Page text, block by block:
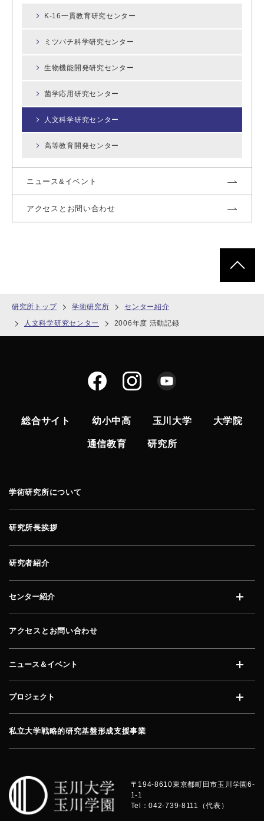
研究所トップ 学術研究所
センター紹介
人文科学研究センター
2006年度 活動記録
K-16一貫教育研究センター
ミツバチ科学研究センター
生物機能開発研究センター
菌学応用研究センター
人文科学研究センター
高等教育開発センター
ニュース&イベント
アクセスとお問い合わせ
総合サイト 幼小中高 玉川大学 大学院
通信教育 研究所
学術研究所について
研究所長挨拶
研究者紹介
センター紹介
アクセスとお問い合わせ
ニュース＆イベント
プロジェクト
私立大学戦略的研究基盤形成支援事業
〒194-8610東京都町田市玉川学園6-
1-1
Tel：042-739-8111（代表）